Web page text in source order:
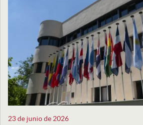
23 de junio de 2026